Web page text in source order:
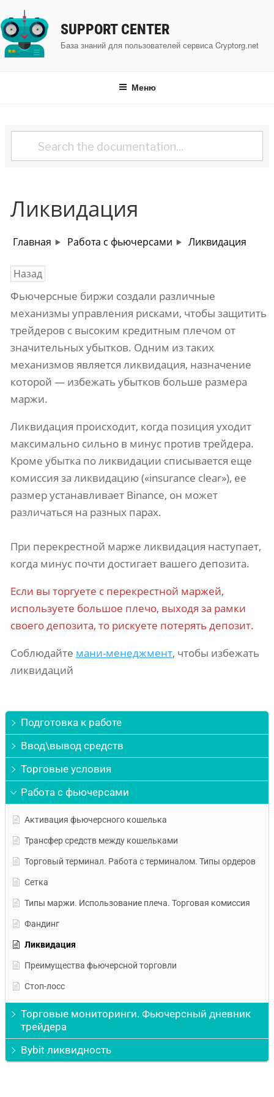
к
содержимому
SUPPORT CENTER
База знаний для пользователей сервиса Cryptorg.net
Меню
Ликвидация
Главная Работа с фьючерсами Ликвидация
Назад
Фьючерсные биржи создали различные
механизмы управления рисками, чтобы защитить
трейдеров с высоким кредитным плечом от
значительных убытков. Одним из таких
механизмов является ликвидация, назначение
которой — избежать убытков больше размера
маржи.
Ликвидация происходит, когда позиция уходит
максимально сильно в минус против трейдера.
Кроме убытка по ликвидации списывается еще
комиссия за ликвидацию («insurance clear»), ее
размер устанавливает Binance, он может
различаться на разных парах.
При перекрестной марже ликвидация наступает,
когда минус почти достигает вашего депозита.
Если вы торгуете с перекрестной маржей,
используете большое плечо, выходя за рамки
своего депозита, то рискуете потерять депозит.
Соблюдайте мани-менеджмент, чтобы избежать
ликвидаций
Подготовка к работе
Ввод\вывод средств
Торговые условия
Работа с фьючерсами
Активация фьючерсного кошелька
Трансфер средств между кошельками
Торговый терминал. Работа с терминалом. Типы ордеров
Сетка
Типы маржи. Использование плеча. Торговая комиссия
Фандинг
Ликвидация
Преимущества фьючерсной торговли
Стоп-лосс
Торговые мониторинги. Фьючерсный дневник
трейдера
Bybit ликвидность